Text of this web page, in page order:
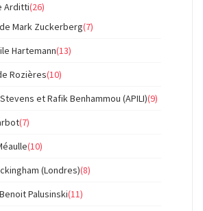
Arditti(26)
Mark Zuckerberg(7)
Hartemann(13)
Rozières(10)
et Rafik Benhammou (APILI)(9)
(7)
(10)
(Londres)(8)
Palusinski(11)